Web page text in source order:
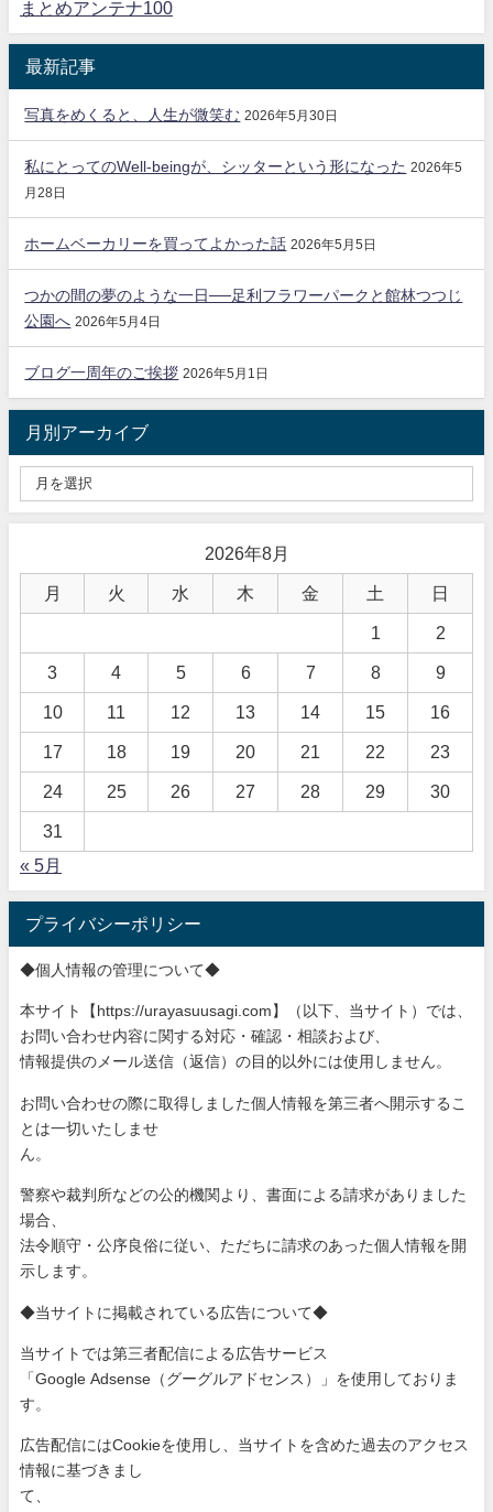
まとめアンテナ100
最新記事
写真をめくると、人生が微笑む 2026年5月30日
私にとってのWell-beingが、シッターという形になった 2026年5
月28日
ホームベーカリーを買ってよかった話 2026年5月5日
つかの間の夢のような一日──足利フラワーパークと館林つつじ
公園へ 2026年5月4日
ブログ一周年のご挨拶 2026年5月1日
月別アーカイブ
2026年8月
月 火 水 木 金 土 日
1 2
3 4 5 6 7 8 9
10 11 12 13 14 15 16
17 18 19 20 21 22 23
24 25 26 27 28 29 30
31
« 5月
プライバシーポリシー
◆個人情報の管理について◆
本サイト【https://urayasuusagi.com】（以下、当サイト）では、
お問い合わせ内容に関する対応・確認・相談および、
情報提供のメール送信（返信）の目的以外には使用しません。
お問い合わせの際に取得しました個人情報を第三者へ開示するこ
と は一切いたしませ
ん。
警察や裁判所などの公的機関より、書面による請求がありました
場合、
法令順守・公序良俗に従い、ただちに請求のあった個人情報を開
示 します。
◆当サイトに掲載されている広告について◆
当サイトでは第三者配信による広告サービス
「Google Adsense（グーグルアドセンス）」を使用しておりま
す。
広告配信にはCookieを使用し、当サイトを含めた過去のアク セス
情報に基づきまし
て、